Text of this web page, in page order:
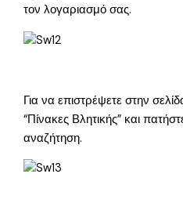
τον λογαριασμό σας.
Για να επιστρέψετε στην
“Πίνακες Βλητικής” και
αναζήτηση.